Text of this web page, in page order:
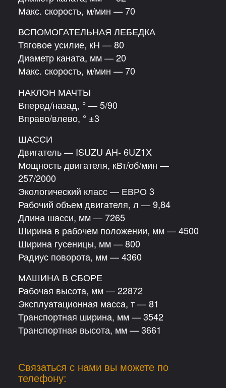
Макс. скорость, м/мин — 70
ВСПОМОГАТЕЛЬНАЯ ЛЕБЕДКА
Тяговое усилие, кН — 80
Диаметр каната, мм — 20
Макс. скорость, м/мин — 70
НАКЛОН МАЧТЫ
Вперед/назад, ° — 5/90
Вправо/влево, ° ±3
ШАССИ
Двигатель — ISUZU AH- 6UZ1X
Мощность двигателя, кВт/об/мин —
257/2000
Экологический класс — ЕВРО 3
Рабочий объем двигателя, л — 9,84
Длина шасси, мм — 7265
Ширина в рабочем положении, мм — 4500
Ширина гусеницы, мм — 800
Радиус поворота, мм — 4360
МАШИНА В СБОРЕ
Рабочая высота, мм — 22872
Эксплуатационная масса, т — 81
Транспортная ширина, мм — 3542
Транспортная высота, мм — 3661
Связаться с нами вы можете по
телефону: